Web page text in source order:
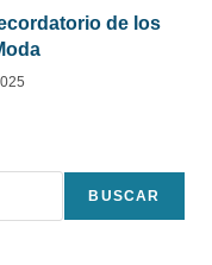
de los
BUSCAR